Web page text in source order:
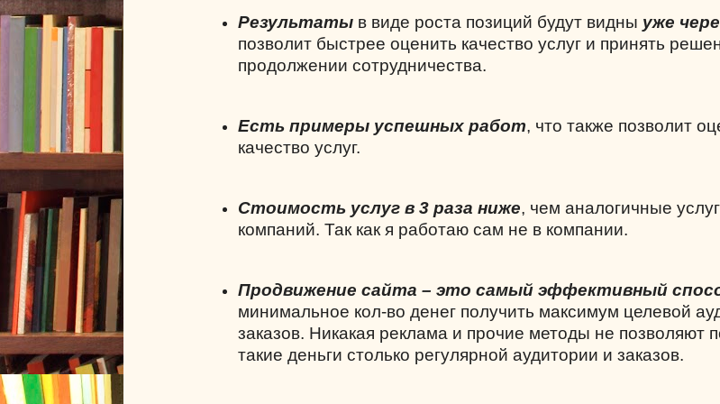
Результатыв виде роста позиций будут видны уже
позволит быстрее оценить качество услуг и принять
продолжении сотрудничества.
Есть примеры успешных работ, что также позволит
качество услуг.
Стоимость услуг в 3 раза ниже, чем аналогичные
компаний. Так как я работаю сам не в компании.
Продвижение сайта – это самый эффективный
минимальное кол-во денег получить максимум целевой
заказов. Никакая реклама и прочие методы не позволяют
такие деньги столько регулярной аудитории и заказов.